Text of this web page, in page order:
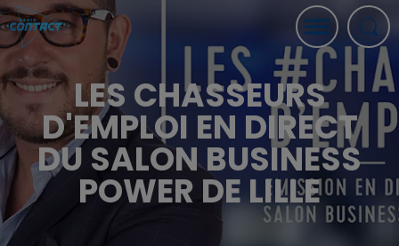
LES CHASSEURS
D'EMPLOI EN DIRECT
DU SALON BUSINESS
POWER DE LILLE